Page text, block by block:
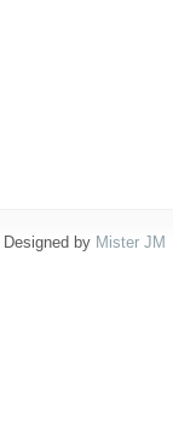
Designed by Mister JM